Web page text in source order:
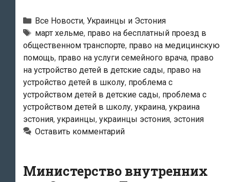
«Правила
работы
иностранцев
в
стране
могут
упроститься»
Рубрики
Все Новости, Украинцы и Эстония
Метки
март хельме, право на бесплатный проезд в
общественном транспорте, право на медицинскую
помощь, право на услуги семейного врача, право
на устройство детей в детские сады, право на
устройство детей в школу, проблема с
устройством детей в детские сады, проблема с
устройством детей в школу, украина, украина
эстония, украинцы, украинцы эстония, эстония
Оставить комментарий
Министерство внутренних